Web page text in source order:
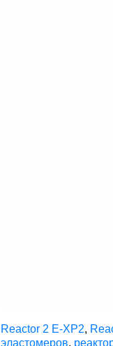
Reactor 2 E-XP2,
эластомеров,